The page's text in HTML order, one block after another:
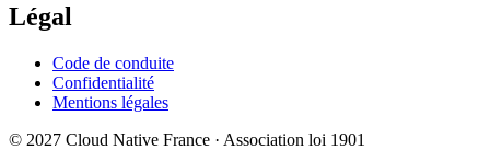
Légal
Code de conduite
Confidentialité
Mentions légales
© 2027 Cloud Native France · Association loi 1901